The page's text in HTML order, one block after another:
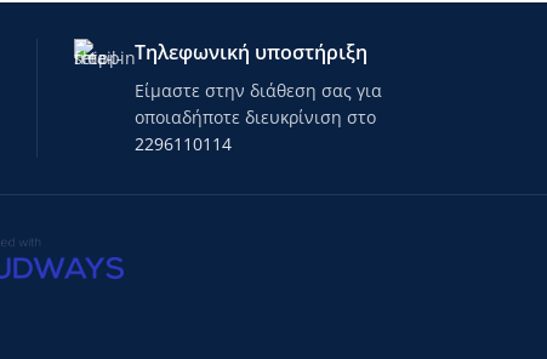
Τηλεφωνική υποστήριξη
Είμαστε στην διάθεση σας για
οποιαδήποτε διευκρίνιση στο
2296110114